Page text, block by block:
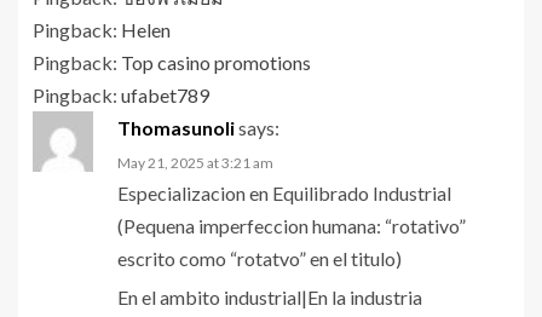
Pingback: Helen
Pingback: Top casino promotions
Pingback: ufabet789
Thomasunolisays:
May 21, 2025 at 3:21 am
Especializacion en Equilibrado Industrial
(Pequena imperfeccion humana: “rotativo”
escrito como “rotatvo” en el titulo)
En el ambito industrial|En la industria